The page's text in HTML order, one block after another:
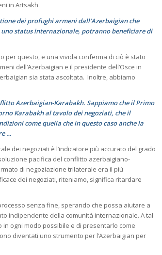
in Artsakh.
dei profughi armeni dall’Azerbaigian che
status internazionale, potranno beneficiare di
per questo, e una vivida conferma di ciò è stato
dell’Azerbaigian e il presidente dell’Osce in
sia stata ascoltata. Inoltre, abbiamo
Azerbaigian-Karabakh. Sappiamo che il Primo
Karabakh al tavolo dei negoziati, che il
come quella che in questo caso anche la
…
dei negoziati è l’indicatore più accurato del grado
pacifica del conflitto azerbaigiano-
di negoziazione trilaterale era il più
dei negoziati, riteniamo, significa ritardare
senza fine, sperando che possa aiutare a
indipendente della comunità internazionale. A tal
ogni modo possibile e di presentarlo come
diventati uno strumento per l’Azerbaigian per